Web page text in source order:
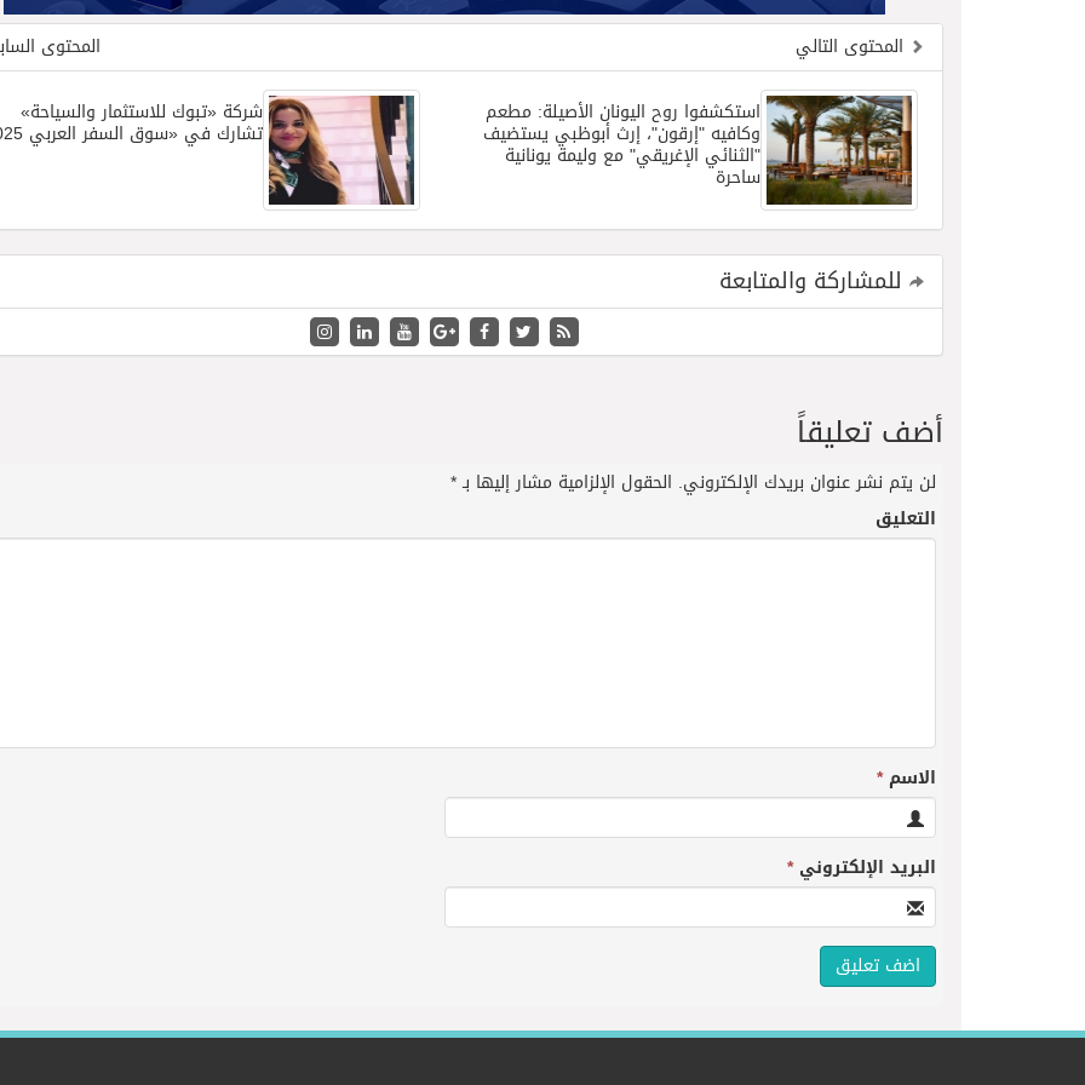
المحتوى
المحتوى التالي
شركة «تبوك للاستثمار والسياحة»
تشارك في «سوق السفر العربي 2025
استكشفوا روح اليونان الأصيلة: مطعم
وكافيه "إرقون"، إرث أبوظبي يستضيف
"الثنائي الإغريقي" مع وليمة يونانية
ساحرة
للمشاركة والمتابعة
أضف تعليقاً
لن يتم نشر عنوان بريدك الإلكتروني. الحقول الإلزامية مشار إليها بـ*
التعليق
الاسم*
البريد الإلكتروني*